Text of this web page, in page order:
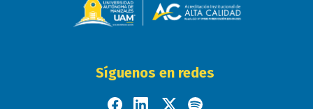
Síguenos en redes